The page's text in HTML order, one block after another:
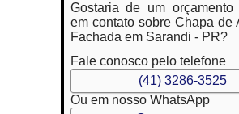
Gostaria de um orçamento
em contato sobre Chapa de
Fachada em Sarandi - PR?
Fale conosco pelo telefone
(41) 3286-3525
Ou em nosso WhatsApp